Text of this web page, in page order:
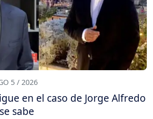
5 / 2026
en el caso de Jorge Alfredo
sabe